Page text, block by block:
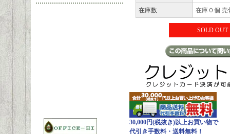
在庫数 在庫０個 売
SOLD OUT
30,000円(税抜き)以上お買い物で
代引き手数料・送料無料！